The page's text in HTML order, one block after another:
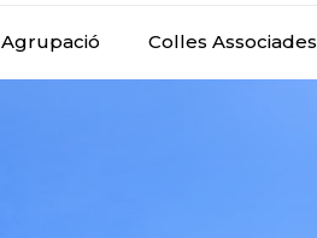
Agrupació Colles Associades